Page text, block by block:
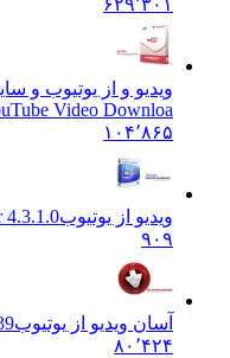
۶۲۹٬۳۰۱
ویدیو و از یوتیوب و سایت
YouTube Video Downloa
۱۰۴٬۸۶۵
ویدیو از یوتیوب4.3.1.0
آسان ویدیو از یوتیوب
۸۰٬۴۲۴